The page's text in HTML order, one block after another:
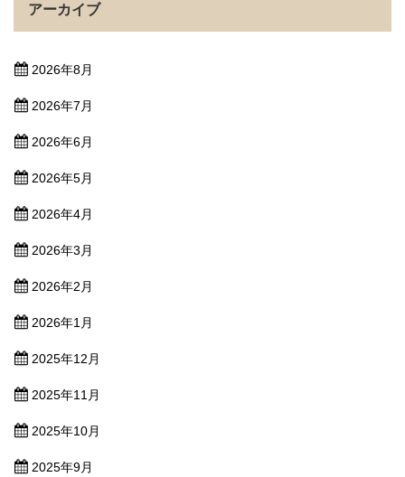
アーカイブ
2026年8月
2026年7月
2026年6月
2026年5月
2026年4月
2026年3月
2026年2月
2026年1月
2025年12月
2025年11月
2025年10月
2025年9月